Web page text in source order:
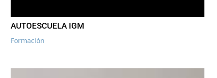
AUTOESCUELA IGM
Formación